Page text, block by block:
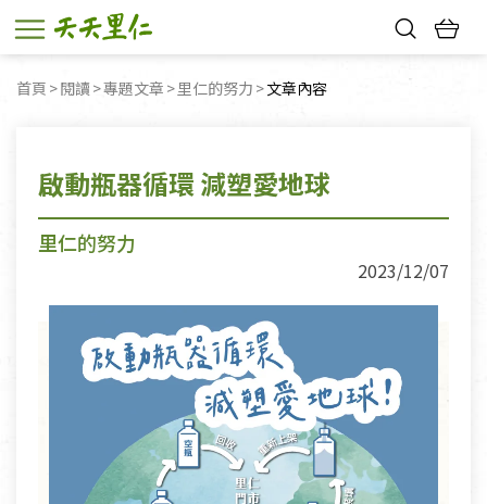
首頁 閱讀 專題文章 里仁的努力 目前頁面：
文章內容
啟動瓶器循環 減塑愛地球
里仁的努力
2023/12/07